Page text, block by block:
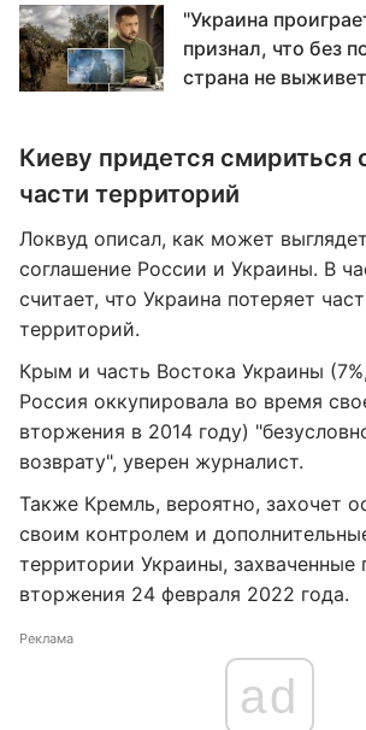
"Украина
признал, что без
страна не выживет
Киеву придется смириться
части территорий
Локвуд описал, как может
соглашение России и Украины. В
считает, что Украина потеряет
территорий.
Крым и часть Востока Украины
Россия оккупировала во время
вторжения в 2014 году)
возврату", уверен журналист.
Также Кремль, вероятно, захочет
своим контролем и
территории Украины, захваченные
вторжения 24 февраля 2022 года.
Реклама
ad